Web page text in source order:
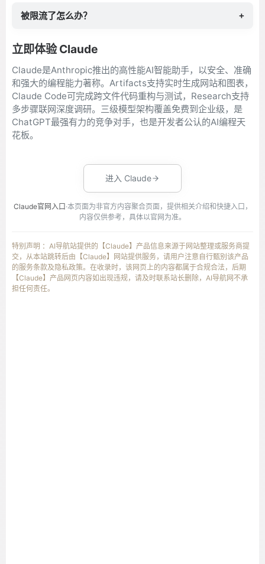
被限流了怎么办？ +
立即体验 Claude
Claude是Anthropic推出的高性能AI智能助手，以安全、准确
和强大的编程能力著称。Artifacts支持实时生成网站和图表，
Claude Code可完成跨文件代码重构与测试，Research支持
多步骤联网深度调研。三级模型架构覆盖免费到企业级，是
ChatGPT最强有力的竞争对手，也是开发者公认的AI编程天
花板。
进入 Claude
Claude官网入口 ·本页面为非官方内容聚合页面，提供相关介绍和快捷入口，
内容仅供参考，具体以官网为准。
特别声明 ：AI导航站提供的【Claude】产品信息来源于网站整理或服务商提
交，从本站跳转后由【Claude】网站提供服务，请用户注意自行甄别该产品
的服务条款及隐私政策。在收录时，该网页上的内容都属于合规合法，后期
【Claude】产品网页内容如出现违规，请及时联系站长删除，AI导航网不承
担任何责任。